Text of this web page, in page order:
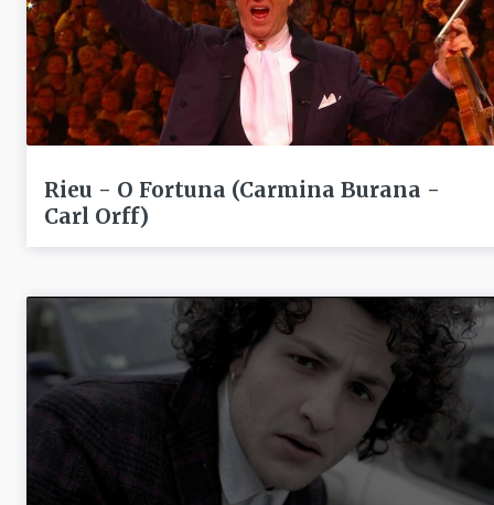
Rieu - O Fortuna (Carmina Burana -
Carl Orff)